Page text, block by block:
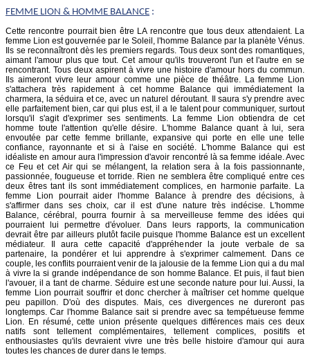
FEMME LION & HOMME BALANCE :
Cette rencontre pourrait bien être LA rencontre que tous deux attendaient. La
femme Lion est gouvernée par le Soleil, l'homme Balance par la planète Vénus.
Ils se reconnaîtront dès les premiers regards. Tous deux sont des romantiques,
aimant l'amour plus que tout. Cet amour qu'ils trouveront l'un et l'autre en se
rencontrant. Tous deux aspirent à vivre une histoire d'amour hors du commun.
Ils aimeront vivre leur amour comme une pièce de théâtre. La femme Lion
s'attachera très rapidement à cet homme Balance qui immédiatement la
charmera, la séduira et ce, avec un naturel déroutant. Il saura s'y prendre avec
elle parfaitement bien, car qui plus est, il a le talent pour communiquer, surtout
lorsqu'il s'agit d'exprimer ses sentiments. La femme Lion obtiendra de cet
homme toute l'attention qu'elle désire. L'homme Balance quant à lui, sera
envoutée par cette femme brillante, expansive qui porte en elle une telle
confiance, rayonnante et si à l'aise en société. L'homme Balance qui est
idéaliste en amour aura l'impression d'avoir rencontré là sa femme idéale. Avec
ce Feu et cet Air qui se mélangent, la relation sera à la fois passionnante,
passionnée, fougueuse et torride. Rien ne semblera être compliqué entre ces
deux êtres tant ils sont immédiatement complices, en harmonie parfaite. La
femme Lion pourrait aider l'homme Balance à prendre des décisions, à
s'affirmer dans ses choix, car il est d'une nature très indécise. L'homme
Balance, cérébral, pourra fournir à sa merveilleuse femme des idées qui
pourraient lui permettre d'évoluer. Dans leurs rapports, la communication
devrait être par ailleurs plutôt facile puisque l'homme Balance est un excellent
médiateur. Il aura cette capacité d'appréhender la joute verbale de sa
partenaire, la pondérer et lui apprendre à s'exprimer calmement. Dans ce
couple, les conflits pourraient venir de la jalousie de la femme Lion qui a du mal
à vivre la si grande indépendance de son homme Balance. Et puis, il faut bien
l'avouer, il a tant de charme. Séduire est une seconde nature pour lui. Aussi, la
femme Lion pourrait souffrir et donc chercher à maîtriser cet homme quelque
peu papillon. D'où des disputes. Mais, ces divergences ne dureront pas
longtemps. Car l'homme Balance sait si prendre avec sa tempétueuse femme
Lion. En résumé, cette union présente quelques différences mais ces deux
natifs sont tellement complémentaires, tellement complices, positifs et
enthousiastes qu'ils devraient vivre une très belle histoire d'amour qui aura
toutes les chances de durer dans le temps.